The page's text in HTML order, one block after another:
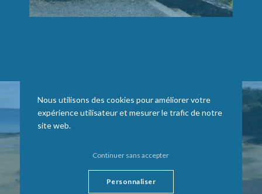
Nous utilisons des cookies pour améliorer votre
expérience utilisateur et mesurer le trafic de notre
site web.
Continuer sans accepter
Personnaliser